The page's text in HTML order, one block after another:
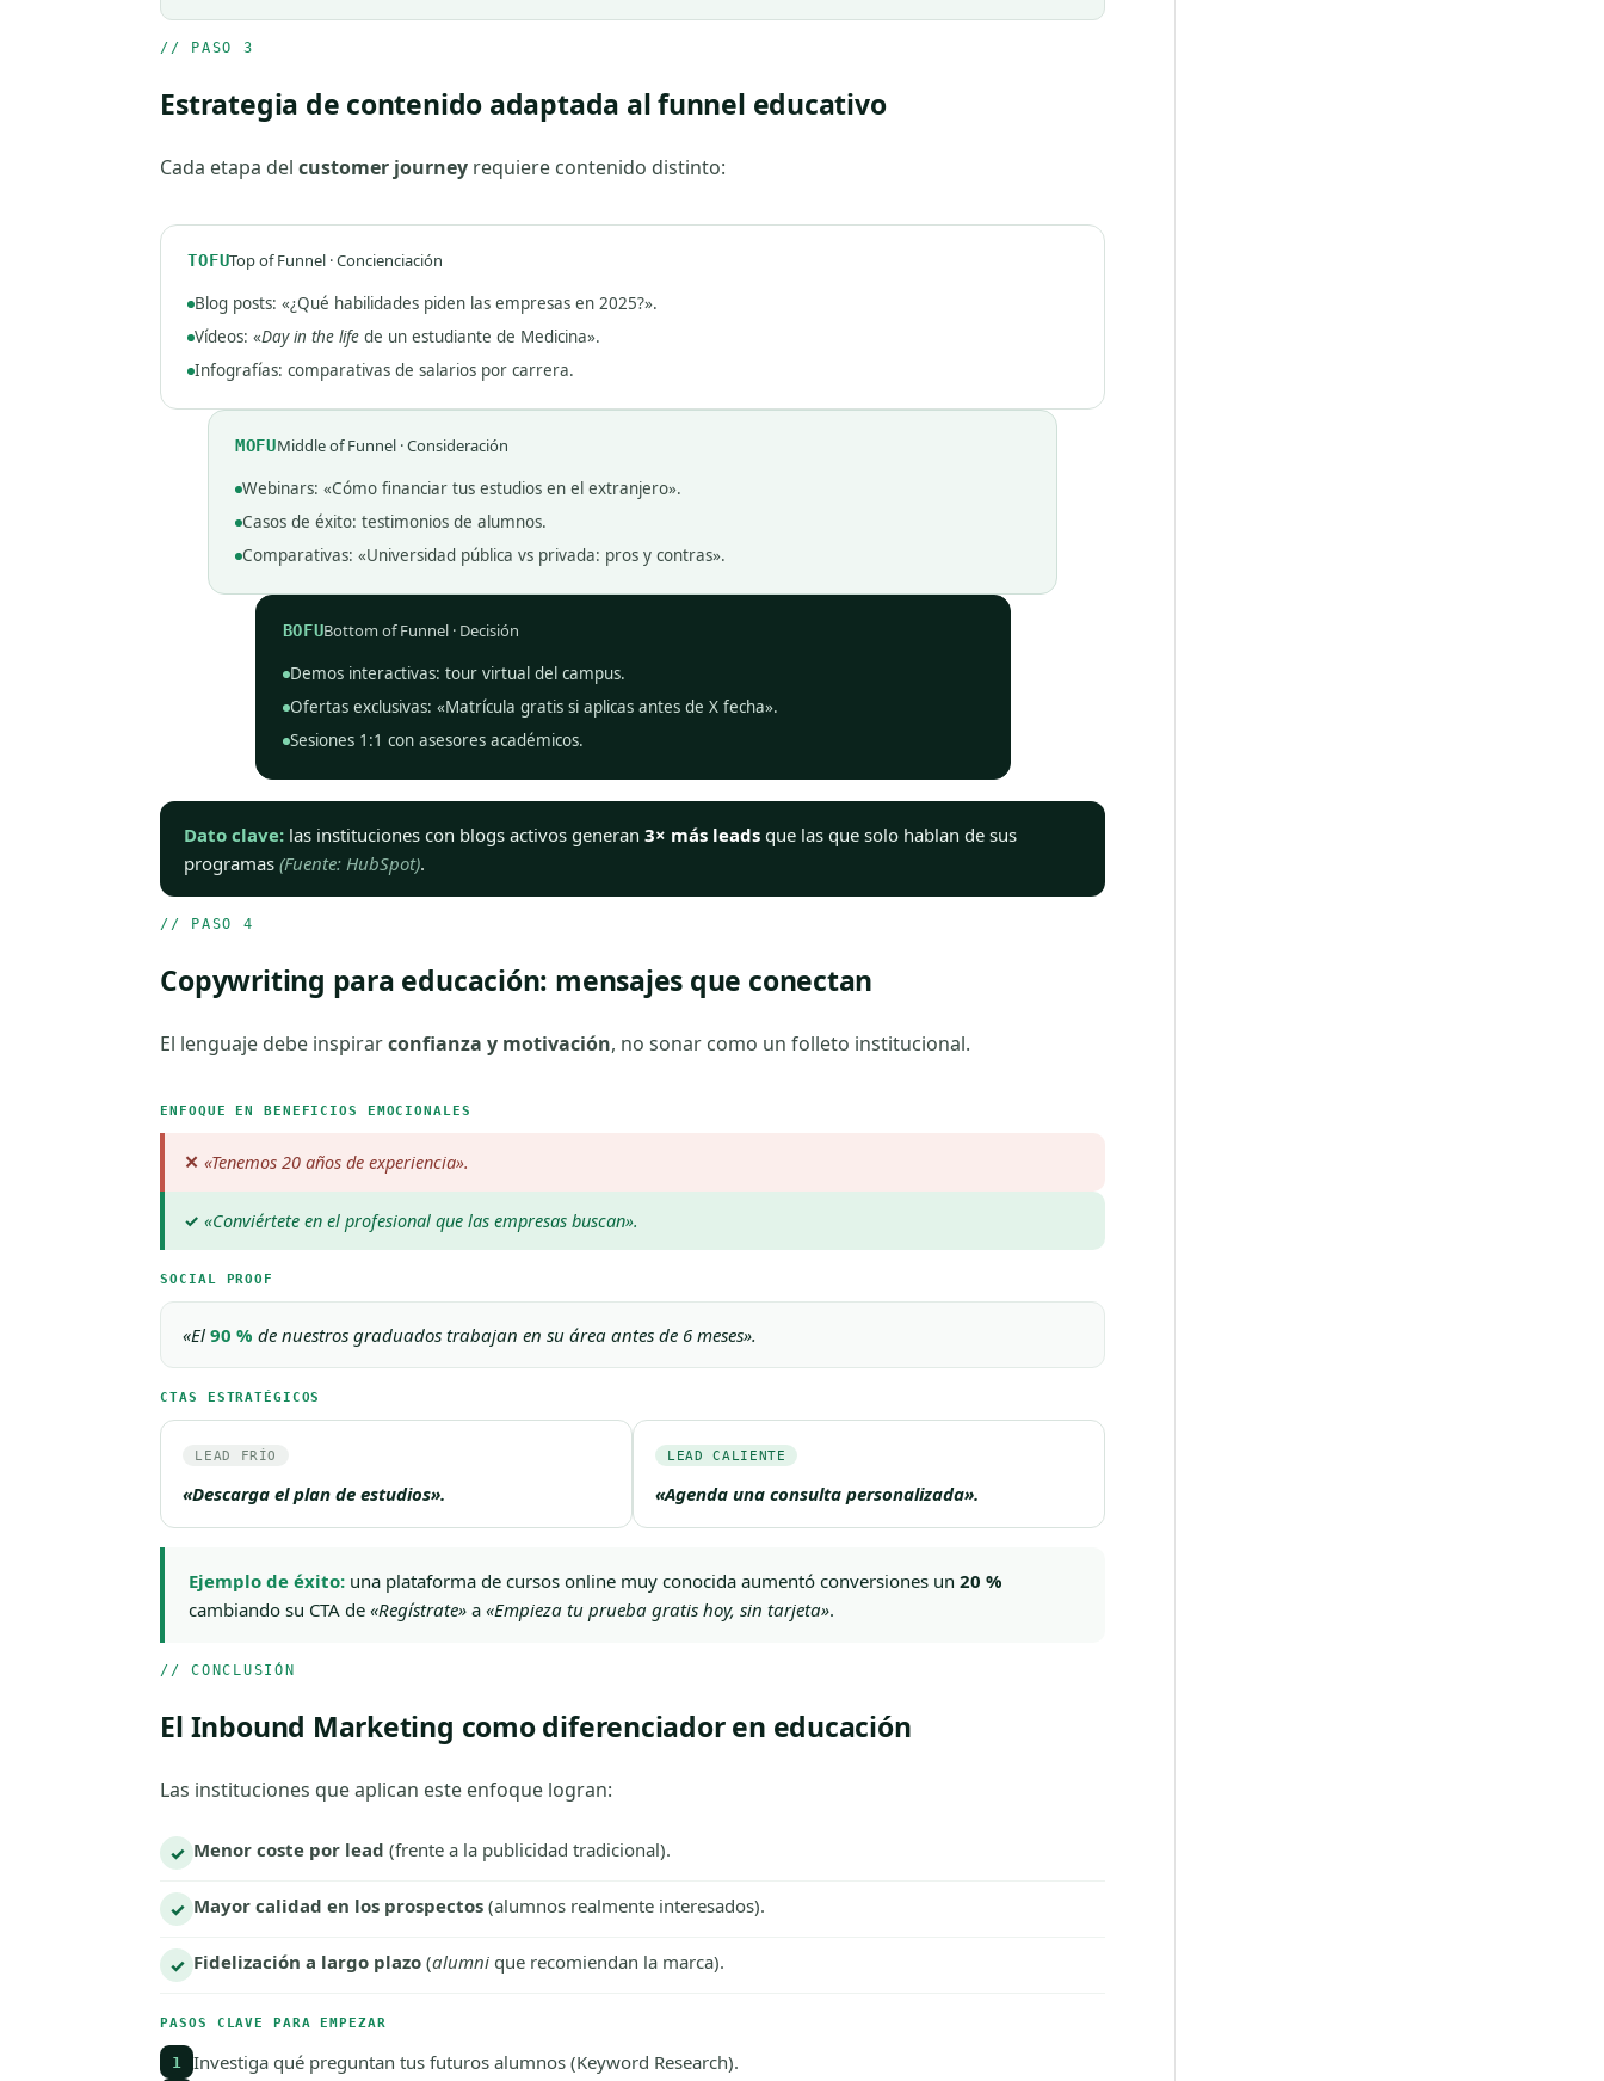
// PASO 3
Estrategia de contenido adaptada al funnel educativo
Cada etapa delcustomer journey requiere contenido distinto:
TOFUTop of Funnel · Concienciación
Blog posts: «¿Qué habilidades piden las empresas en 2025?».
Vídeos: «Day in the life de un estudiante de Medicina».
Infografías: comparativas de salarios por carrera.
MOFUMiddle of Funnel · Consideración
Webinars: «Cómo financiar tus estudios en el extranjero».
Casos de éxito: testimonios de alumnos.
Comparativas: «Universidad pública vs privada: pros y contras».
BOFUBottom of Funnel · Decisión
Demos interactivas: tour virtual del campus.
Ofertas exclusivas: «Matrícula gratis si aplicas antes de X fecha».
Sesiones 1:1 con asesores académicos.
Dato clave: las instituciones con blogs activos generan3× más leads que las que solo hablan de sus
programas(Fuente: HubSpot).
// PASO 4
Copywriting para educación: mensajes que conectan
El lenguaje debe inspirarconfianza y motivación, no sonar como un folleto institucional.
ENFOQUE EN BENEFICIOS EMOCIONALES
✕ «Tenemos 20 años de experiencia».
✓ «Conviértete en el profesional que las empresas buscan».
SOCIAL PROOF
«El90 % de nuestros graduados trabajan en su área antes de 6 meses».
CTAS ESTRATÉGICOS
LEAD FRÍO
«Descarga el plan de estudios».
LEAD CALIENTE
«Agenda una consulta personalizada».
Ejemplo de éxito: una plataforma de cursos online muy conocida aumentó conversiones un20 %
cambiando su CTA de«Regístrate» a«Empieza tu prueba gratis hoy, sin tarjeta».
// CONCLUSIÓN
El Inbound Marketing como diferenciador en educación
Las instituciones que aplican este enfoque logran:
✓ Menor coste por lead (frente a la publicidad tradicional).
✓ Mayor calidad en los prospectos (alumnos realmente interesados).
✓ Fidelización a largo plazo (alumni que recomiendan la marca).
PASOS CLAVE PARA EMPEZAR
1 Investiga qué preguntan tus futuros alumnos (Keyword Research).